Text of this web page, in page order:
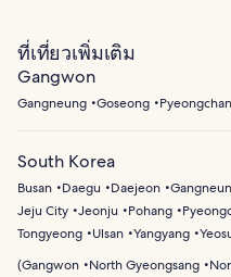
ที่เที่ยวเพิ่มเติม
Gangwon
Gangneung Goseong
South Korea
Busan Daegu Daejeon
Jeju City Jeonju Pohang
Tongyeong
Ulsan Yangyang
(Gangwon North Gyeongsang